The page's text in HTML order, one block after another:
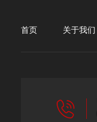
首页 关于我们